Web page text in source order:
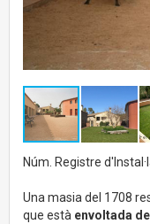
Núm. Registre
Una masia del 1708
que està envoltada